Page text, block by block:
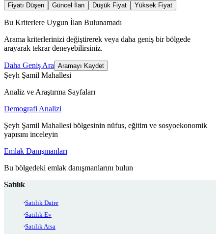
Fiyatı Düşen Güncel İlan Düşük Fiyat Yüksek Fiyat
Bu Kriterlere Uygun İlan Bulunamadı
Arama kriterlerinizi değiştirerek veya daha geniş bir bölgede
arayarak tekrar deneyebilirsiniz.
Daha Geniş Ara Aramayı Kaydet
Şeyh Şamil Mahallesi
Analiz ve Araştırma Sayfaları
Demografi Analizi
Şeyh Şamil Mahallesi bölgesinin nüfus, eğitim ve sosyoekonomik
yapısını inceleyin
Emlak Danışmanları
Bu bölgedeki emlak danışmanlarını bulun
Satılık
Satılık Daire
Satılık Ev
Satılık Arsa